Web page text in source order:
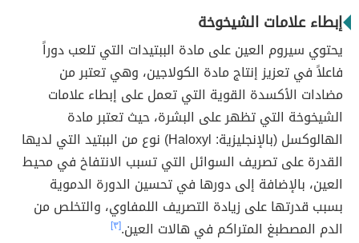
إبطاء علامات الشيخوخة
يحتوي سيروم العين على مادة الببتيدات التي تلعب دوراً
فاعلاً في تعزيز إنتاج مادة الكولاجين، وهي تعتبر من
مضادات الأكسدة القوية التي تعمل على إبطاء علامات
الشيخوخة التي تظهر على البشرة، حيث تعتبر مادة
الهالوكسل (بالإنجليزية: Haloxyl) نوع من الببتيد التي لديها
القدرة على تصريف السوائل التي تسبب الانتفاخ في محيط
العين، بالإضافة إلى دورها في تحسين الدورة الدموية
بسبب قدرتها على زيادة التصريف اللمفاوي، والتخلص من
الدم المصطبغ المتراكم في هالات العين.[٣]